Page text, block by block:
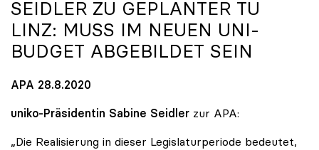
SEIDLER ZU GEPLANTER TU
LINZ: MUSS IM NEUEN UNI-
BUDGET ABGEBILDET SEIN
APA 28.8.2020
uniko-Präsidentin Sabine Seidler zur APA:
„Die Realisierung in dieser Legislaturperiode bedeutet,